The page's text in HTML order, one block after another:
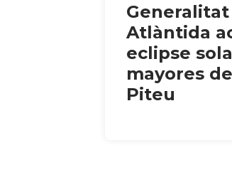
Generalitat
Atlàntida
eclipse
mayores
Piteu